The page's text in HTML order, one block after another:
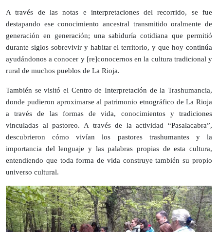
A través de las notas e interpretaciones del recorrido, se fue
destapando ese conocimiento ancestral transmitido oralmente de
generación en generación; una sabiduría cotidiana que permitió
durante siglos sobrevivir y habitar el territorio, y que hoy continúa
ayudándonos a conocer y [re]conocernos en la cultura tradicional y
rural de muchos pueblos de La Rioja.
También se visitó el Centro de Interpretación de la Trashumancia,
donde pudieron aproximarse al patrimonio etnográfico de La Rioja
a través de las formas de vida, conocimientos y tradiciones
vinculadas al pastoreo. A través de la actividad “Pasalacabra”,
descubrieron cómo vivían los pastores trashumantes y la
importancia del lenguaje y las palabras propias de esta cultura,
entendiendo que toda forma de vida construye también su propio
universo cultural.